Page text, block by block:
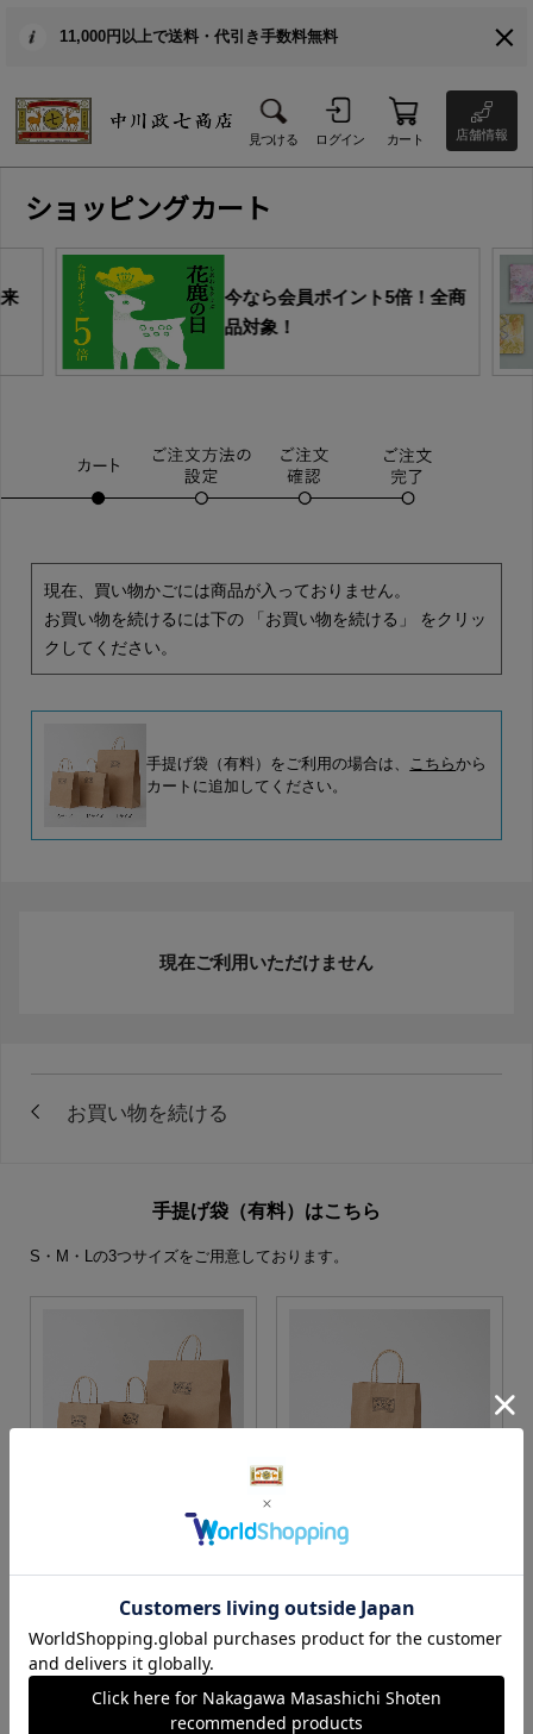
11,000円以上で送料・代引き手数料無料
見つける ログイン カート 店舗情報
ショッピングカート
今なら会員ポイント5倍！全商
品対象！
現在、買い物かごには商品が入っておりません。
お買い物を続けるには下の 「お買い物を続ける」 をクリッ
クしてください。
手提げ袋（有料）をご利用の場合は、 こちらから
カートに追加してください。
現在ご利用いただけません
手提げ袋（有料）はこちら
S・M・Lの3つサイズをご用意しております。
S・M・Lサイズより当店に
カートに入れる
Sサイズ
カートに入れる